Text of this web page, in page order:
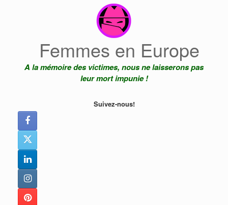
Femmes en Europe
A la mémoire des victimes, nous ne laisserons pas
leur mort impunie !
Suivez-nous!